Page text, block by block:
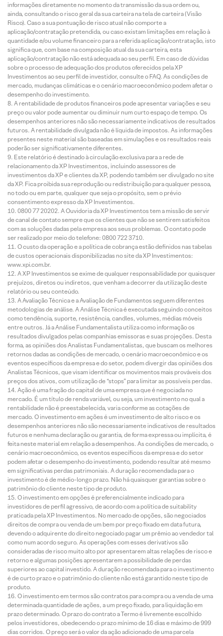
informações diretamente no momento da transmissão da sua ordem ou,
ainda, consultando o risco geral da sua carteira na tela de carteira (Visão
Risco). Caso a sua pontuação de risco atual não comporte a
aplicação/contratação pretendida, ou caso existam limitações em relação à
quantidade e/ou volume financeiro para a referida aplicação/contratação, isto
significa que, com base na composição atual da sua carteira, esta
aplicação/contratação não está adequada ao seu perfil. Em caso de dúvidas
sobre o processo de adequação dos produtos oferecidos pela XP
Investimentos ao seu perfil de investidor, consulte o FAQ. As condições de
mercado, mudanças climáticas e o cenário macroeconômico podem afetar o
desempenho do investimento.
A rentabilidade de produtos financeiros pode apresentar variações e seu
preço ou valor pode aumentar ou diminuir num curto espaço de tempo. Os
desempenhos anteriores não são necessariamente indicativos de resultados
futuros. A rentabilidade divulgada não é líquida de impostos. As informações
presentes neste material são baseadas em simulações e os resultados reais
poderão ser significativamente diferentes.
Este relatório é destinado à circulação exclusiva para a rede de
relacionamento da XP Investimentos, incluindo assessores de
investimentos da XP e clientes da XP, podendo também ser divulgado no site
da XP. Fica proibida sua reprodução ou redistribuição para qualquer pessoa,
no todo ou em parte, qualquer que seja o propósito, sem o prévio
consentimento expresso da XP Investimentos.
0800 77 20202. A Ouvidoria da XP Investimentos tem a missão de servir
de canal de contato sempre que os clientes que não se sentirem satisfeitos
com as soluções dadas pela empresa aos seus problemas. O contato pode
ser realizado por meio do telefone: 0800 722 3710.
O custo da operação e a política de cobrança estão definidos nas tabelas
de custos operacionais disponibilizadas no site da XP Investimentos:
www.xpi.com.br.
A XP Investimentos se exime de qualquer responsabilidade por quaisquer
prejuízos, diretos ou indiretos, que venham a decorrer da utilização deste
relatório ou seu conteúdo.
A Avaliação Técnica e a Avaliação de Fundamentos seguem diferentes
metodologias de análise. A Análise Técnica é executada seguindo conceitos
como tendência, suporte, resistência, candles, volumes, médias móveis
entre outros. Já a Análise Fundamentalista utiliza como informação os
resultados divulgados pelas companhias emissoras e suas projeções. Desta
forma, as opiniões dos Analistas Fundamentalistas, que buscam os melhores
retornos dadas as condições de mercado, o cenário macroeconômico e os
eventos específicos da empresa e do setor, podem divergir das opiniões dos
Analistas Técnicos, que visam identificar os movimentos mais prováveis dos
preços dos ativos, com utilização de “stops” para limitar as possíveis perdas.
Ação é uma fração do capital de uma empresa que é negociada no
mercado. É um título de renda variável, ou seja, um investimento no qual a
rentabilidade não é preestabelecida, varia conforme as cotações de
mercado. O investimento em ações é um investimento de alto risco e os
desempenhos anteriores não são necessariamente indicativos de resultados
futuros e nenhuma declaração ou garantia, de forma expressa ou implícita, é
feita neste material em relação a desempenhos. As condições de mercado, o
cenário macroeconômico, os eventos específicos da empresa e do setor
podem afetar o desempenho do investimento, podendo resultar até mesmo
em significativas perdas patrimoniais. A duração recomendada para o
investimento é de médio-longo prazo. Não há quaisquer garantias sobre o
patrimônio do cliente neste tipo de produto.
O investimento em opções é preferencialmente indicado para
investidores de perfil agressivo, de acordo com a política de suitability
praticada pela XP Investimentos. No mercado de opções, são negociados
direitos de compra ou venda de um bem por preço fixado em data futura,
devendo o adquirente do direito negociado pagar um prêmio ao vendedor tal
como num acordo seguro. As operações com esses derivativos são
consideradas de risco muito alto por apresentarem altas relações de risco e
retorno e algumas posições apresentarem a possibilidade de perdas
superiores ao capital investido. A duração recomendada para o investimento
é de curto prazo e o patrimônio do cliente não está garantido neste tipo de
produto.
O investimento em termos são contratos para compra ou a venda de uma
determinada quantidade de ações, a um preço fixado, para liquidação em
prazo determinado. O prazo do contrato a Termo é livremente escolhido
pelos investidores, obedecendo o prazo mínimo de 16 dias e máximo de 999
dias corridos. O preço será o valor da ação adicionado de uma parcela